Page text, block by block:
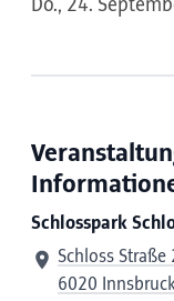
Do., 24.
Schlosspark
Schloss Straße
6020